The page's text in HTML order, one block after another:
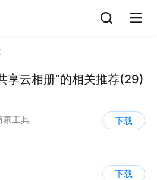
享云相册”的相关推荐(29)
家工具
下载
下载